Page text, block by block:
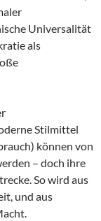
Universalität
als
Stilmittel
können von
– doch ihre
So wird aus
und aus